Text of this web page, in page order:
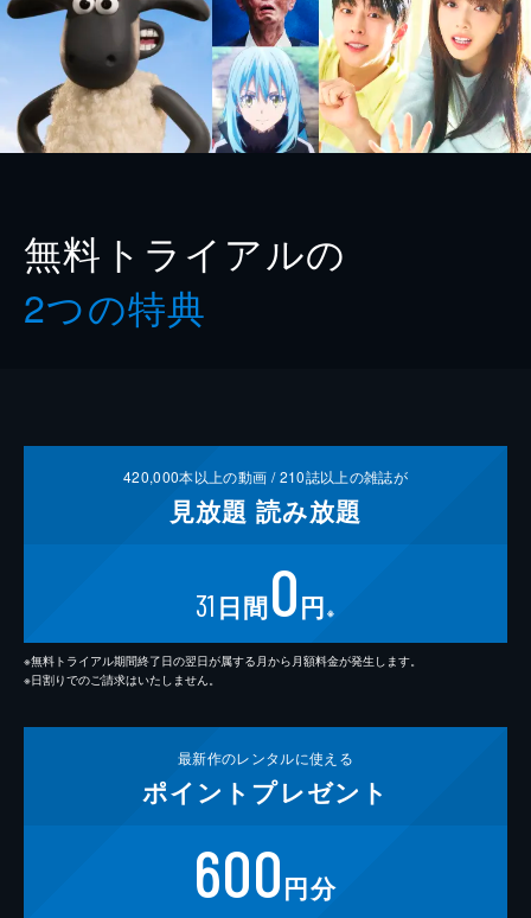
無料トライアルの
2つの特典
420,000本以上の動画 /210誌以上の雑誌が
見放題 読み放題
31 日間0円 ※
※無料トライアル期間終了日の翌日が属する月から月額料金が発生します。
※日割りでのご請求はいたしません。
最新作のレンタルに使える
ポイント プレゼント
600円分